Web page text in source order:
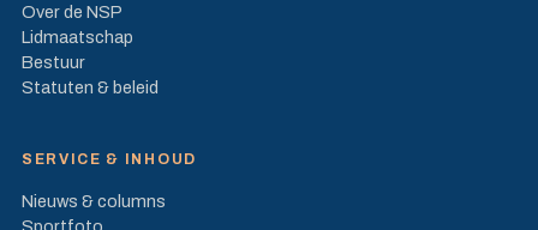
Over de NSP
Lidmaatschap
Bestuur
Statuten & beleid
SERVICE & INHOUD
Nieuws & columns
Sportfoto